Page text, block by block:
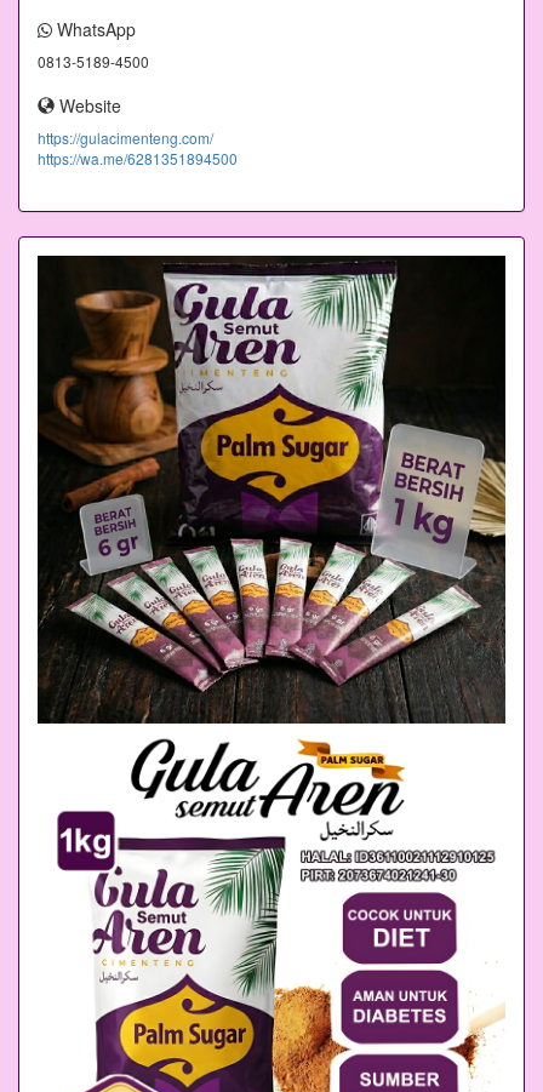
WhatsApp
0813-5189-4500
Website
https://gulacimenteng.com/
https://wa.me/6281351894500